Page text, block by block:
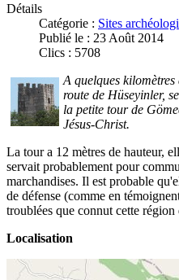
Détails
Catégorie : Sites
Publié le : 23 Août 2014
Clics : 5708
A quelques
route de Hüseyinler,
la petite tour de
Jésus-Christ.
La tour a 12 mètres de hauteur,
servait probablement pour
marchandises. Il est probable
de défense (comme en
troublées que connut cette
Localisation